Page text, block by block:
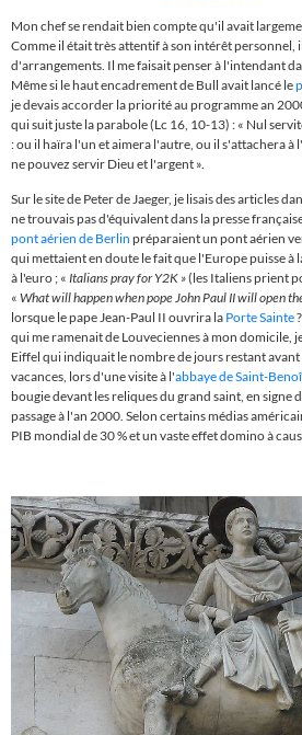
Mon chef se rendait bien compte qu'il avait
Comme il était très attentif à son intérêt personnel,
d'arrangements. Il me faisait penser à l'intendant
Même si le haut encadrement de Bull avait lancé le
je devais accorder la priorité au programme an
qui suit juste la parabole (Lc 16, 10-13) : « Nul
: ou il haïra l'un et aimera l'autre, ou il s'attachera à
ne pouvez servir Dieu et l'argent ».
Sur le site de Peter de Jaeger, je lisais des articles
ne trouvais pas d'équivalent dans la presse
pont aérien de Berlin préparaient un pont aérien
qui mettaient en doute le fait que l'Europe puisse à
à l'euro ; « Italians pray for Y2K»(les Italiens prient
« What will happen when pope John Paul II will open
lorsque le pape Jean-Paul II ouvrira la Porte Sainte?
qui me ramenait de Louveciennes à mon domicile,
Eiffel qui indiquait le nombre de jours restant
vacances, lors d'une visite à l'abbaye de Saint-
bougie devant les reliques du grand saint, en signe
passage à l'an 2000. Selon certains médias
PIB mondial de 30 % et un vaste effet domino à